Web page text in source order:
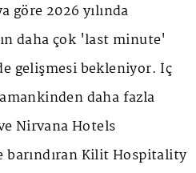
göre 2026 yılında
daha çok 'last minute'
gelişmesi bekleniyor. İç
daha fazla
Nirvana Hotels
barındıran Kilit Hospitality